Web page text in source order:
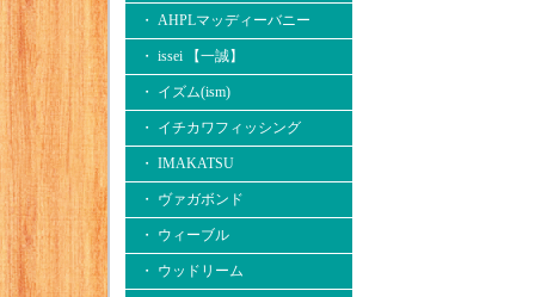
・ AHPLマッディーバニー
・ issei 【一誠】
・ イズム(ism)
・ イチカワフィッシング
・ IMAKATSU
・ ヴァガボンド
・ ウィーブル
・ ウッドリーム